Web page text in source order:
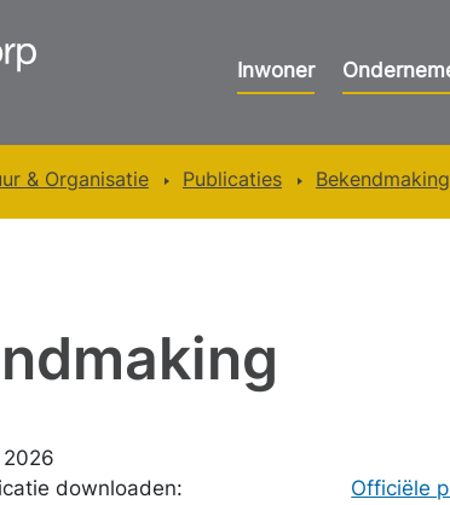
Inwoner
& Organisatie Publicaties
downloaden:
Officiële